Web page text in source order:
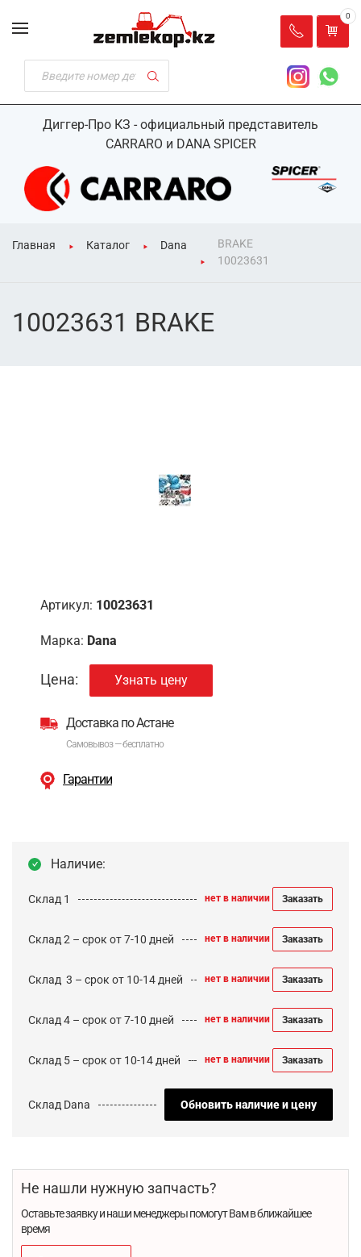
Диггер-Про КЗ - официальный представитель
CARRARO и DANA SPICER
0
Главная Каталог Dana
BRAKE
10023631
10023631 BRAKE
Артикул: 10023631
Марка: Dana
Цена: Узнать цену
Доставка по Астане
Самовывоз — бесплатно
Гарантии
Наличие:
Склад 1 нет в наличии Заказать
Склад 2 – срок от 7-10 дней нет в наличии Заказать
Cклад 3 – срок от 10-14 дней нет в наличии Заказать
Склад 4 – срок от 7-10 дней нет в наличии Заказать
Склад 5 – срок от 10-14 дней нет в наличии Заказать
Склад Dana Обновить наличие и цену
Не нашли нужную запчасть?
Оставьте заявку и наши менеджеры помогут Вам в ближайшее
время